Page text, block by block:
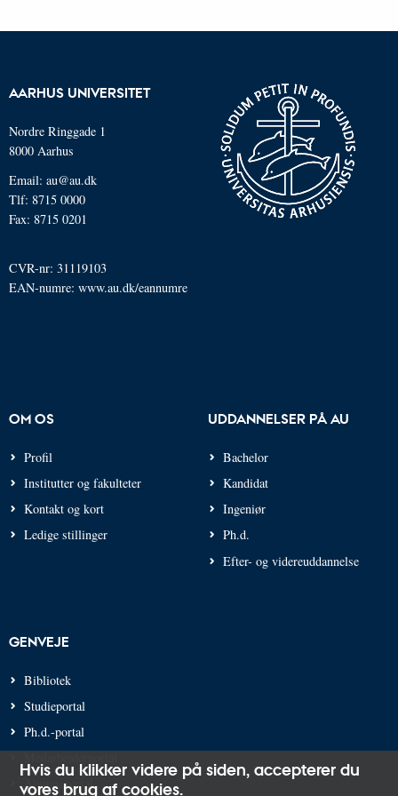
AARHUS UNIVERSITET
Nordre Ringgade 1
8000 Aarhus
Email: au@au.dk
Tlf: 8715 0000
Fax: 8715 0201
CVR-nr: 31119103
EAN-numre: www.au.dk/eannumre
OM OS
Profil
Institutter og fakulteter
Kontakt og kort
Ledige stillinger
UDDANNELSER PÅ AU
Bachelor
Kandidat
Ingeniør
Ph.d.
Efter- og videreuddannelse
GENVEJE
Bibliotek
Studieportal
Ph.d.-portal
Alumneportal
Hvis du klikker videre på siden, accepterer du
vores brug af cookies.